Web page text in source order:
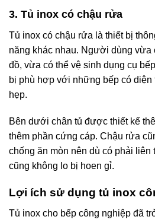
3. Tủ inox có chậu rửa
Tủ inox có chậu rửa là thiết bị
năng khác nhau. Người dùng vừa
đồ, vừa có thể vệ sinh dụng cụ
bị phù hợp với những bếp có diện
hẹp.
Bên dưới chân tủ được thiết kế
thêm phần cứng cáp. Chậu rửa
chống ăn mòn nên dù có phải
cũng không lo bị hoen gỉ.
Lợi ích sử dụng tủ inox
Tủ inox cho bếp công nghiệp đã